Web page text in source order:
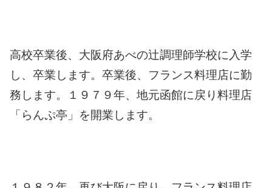
高校卒業後、大阪府あべの辻調理師学校に入学
し、卒業します。 卒業後、フランス料理店に勤
務します。
１９７９年、地元函館に戻り料理店
「らんぷ亭」を開業します。